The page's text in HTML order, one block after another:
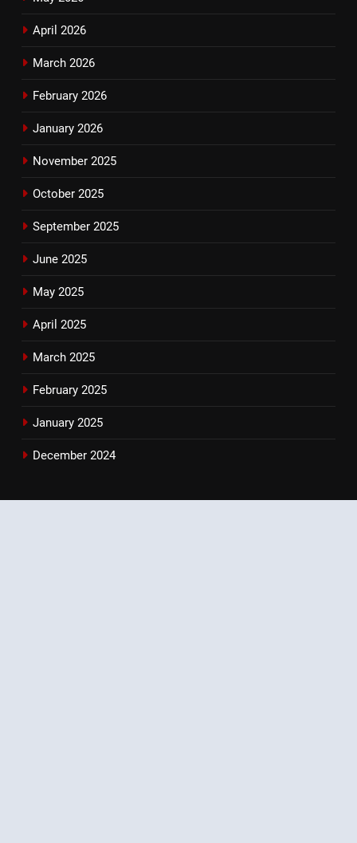
April 2026
March 2026
February 2026
January 2026
November 2025
October 2025
September 2025
June 2025
May 2025
April 2025
March 2025
February 2025
January 2025
December 2024